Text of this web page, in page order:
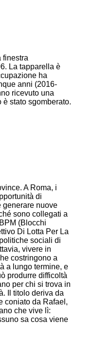
finestra
La tapparella è
ha
anni (2016-
ricevuto una
stato sgomberato.
A Roma, i
di
generare nuove
sono collegati a
(Blocchi
Di Lotta Per La
sociali di
vivere in
costringono a
a lungo termine, e
produrre difficoltà
per chi si trova in
Il titolo deriva da
coniato da Rafael,
che vive lì:
sa cosa viene